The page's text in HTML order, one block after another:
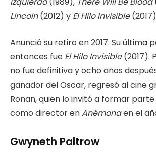
Lincoln(2012) y El Hilo Invisible
Anunció su retiro en 2017. Su última
entonces fue El Hilo Invisible(2017).
no fue definitiva y ocho años
ganador del Oscar, regresó al cine
Ronan, quien lo invitó a formar
como director enAnémonaen el
Gwyneth Paltrow